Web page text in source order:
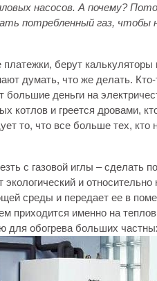
насосов. А почему?
потребленный газ, чтобы
берут калькуляторы
думать, что же делать. Кто-
большие деньги на
котлов и греется дровами,
то, что все больше тех, кто
с газовой иглы – сделать
экологический и
среды и передает ее в
приходится именно на
для обогрева больших